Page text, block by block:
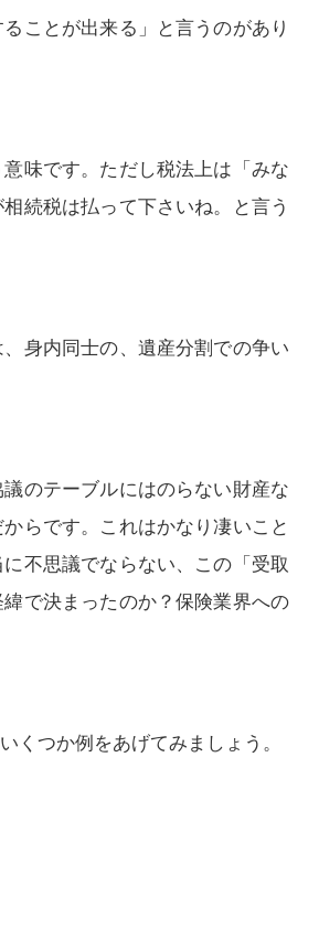
ことが出来る」と言うのがあり
味です。ただし税法上は「みな
続税は払って下さいね。と言う
身内同士の、遺産分割での争い
のテーブルにはのらない財産な
らです。これはかなり凄いこと
不思議でならない、この「受取
で決まったのか？保険業界への
くつか例をあげてみましょう。